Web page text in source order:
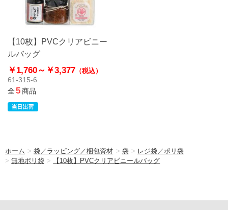
【10枚】PVCクリアビニー
ルバッグ
￥1,760～ ￥3,377 （税込）
61-315-6
全5商品
ホーム >袋／ラッピング／梱包資材 > 袋 > レジ袋／ポリ袋
> 無地ポリ袋 > 【10枚】PVCクリアビニールバッグ